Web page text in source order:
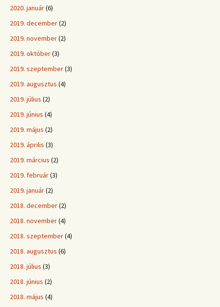
2020. január(6)
2019. december(2)
2019. november(2)
2019. október(3)
2019. szeptember(3)
2019. augusztus (4)
2019. július (2)
2019. június (4)
2019. május (2)
2019. április (3)
2019. március (2)
2019. február(3)
2019. január(2)
2018. december(2)
2018. november(4)
2018. szeptember(4)
2018. augusztus (6)
2018. július (3)
2018. június (2)
2018. május (4)